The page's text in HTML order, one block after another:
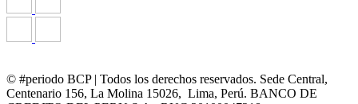
© #periodo BCP | Todos los derechos reservados. Sede Central,
Centenario 156, La Molina 15026, Lima, Perú. BANCO DE